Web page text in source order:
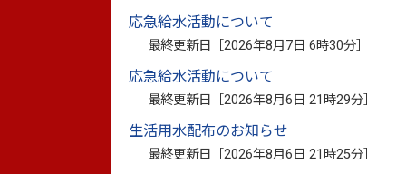
応急給水活動について
最終更新日［2026年8月7日 6時30分
応急給水活動について
最終更新日［2026年8月6日 21時29分
生活用水配布のお知らせ
最終更新日［2026年8月6日 21時25分
（３）委託期間 契約締結の日から令和
２．企画提案書等の提出につ